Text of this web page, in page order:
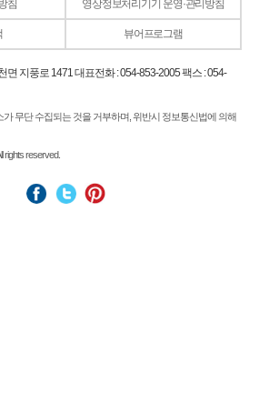
침 영상정보처리기기 운영·관리방침
뷰어프로그램
면 지풍로 1471 대표전화 : 054-853-2005 팩스 : 054-
무단 수집되는 것을 거부하며, 위반시 정보통신법에 의해
rights reserved.